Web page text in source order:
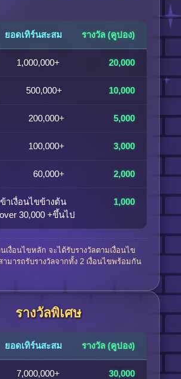
ยอดเทิร์นสะสม รางวัล (คูปอง)
1,000,000+ 20,000
500,000+ 10,000
200,000+ 5,000
100,000+ 3,000
60,000+ 2,000
าเงื่อนไขข้างต้น
30,000 +ขึ้นไป
1,000
เงื่อนไขหลัก จะได้รับรางวัลตามเงื่อนไข
มารถรับรางวัลจากทั้ง 2 เงื่อนไขพร้อมกัน
รางวัลพิเศษ
ยอดเทิร์นสะสม รางวัล (คูปอง)
7,000,000+ 30,000